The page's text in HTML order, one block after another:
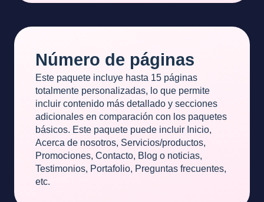
Número de páginas
Este paquete incluye hasta 15 páginas
totalmente personalizadas, lo que permite
incluir contenido más detallado y secciones
adicionales en comparación con los paquetes
básicos. Este paquete puede incluir Inicio,
Acerca de nosotros, Servicios/productos,
Promociones, Contacto, Blog o noticias,
Testimonios, Portafolio, Preguntas frecuentes,
etc.